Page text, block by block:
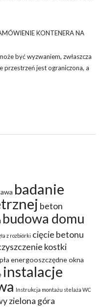
KONTENERA NA
być wyzwaniem, zwłaszcza
przestrzeń jest ograniczona, a
badanie
beton
budowa domu
z rozbiórki cięcie betonu
kostki
energooszczędne okna
instalacje
Instrukcja montażu stelaża WC
zielona góra